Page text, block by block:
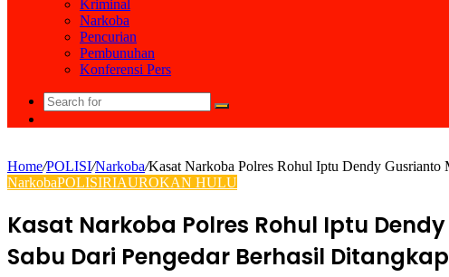
Kriminal
Narkoba
Pencurian
Pembunuhan
Konferensi Pers
Search
for
Home/POLISI/Narkoba/Kasat Narkoba Polres Rohul Iptu Dendy Gusrianto
NarkobaPOLISIRIAUROKAN HULU
Kasat Narkoba Polres Rohul Iptu
Sabu Dari Pengedar Berhasil Ditangkap